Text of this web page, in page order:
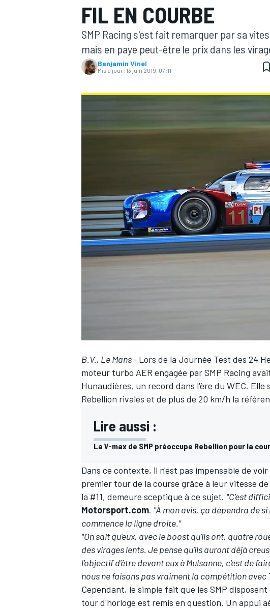
WRC
FIL EN COURBE
SMP Racing s'est fait remarquer par sa
mais en paye peut-être le prix dans les
Benjamin Vinel
Mis à jour: 13 juin 2019, 07:11
B.V., Le Mans - Lors de la Journée Test des 24
moteur turbo AER engagée par SMP Racing
Hunaudières, un record dans l'ère du WEC.
Rebellion rivales et de plus de 20 km/h la
Lire aussi :
La V-max de SMP préoccupe Rebellion pour la
Dans ce contexte, il n'est pas impensable de
premier tour de la course grâce à leur vitesse
la #11, demeure sceptique à ce sujet. "C'est
Motorsport.com. "À mon avis, ça dépendra de
commence la ligne droite."
"On sait qu'eux, avec le boost qu'ils ont, quatre
des virages lents. Je pense qu'ils auront déjà
l'objectif d'être devant eux à Mulsanne, c'est de
nous ne faisons pas vraiment la compétition avec
Cependant, le simple fait que les SMP
tour d'horloge est remis en question. Un appui